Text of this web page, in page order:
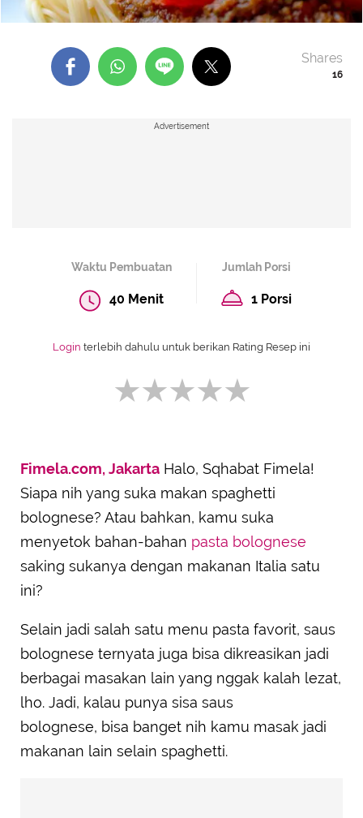
16
Shares
Advertisement
Waktu Pembuatan
40 Menit
Jumlah Porsi
1 Porsi
Login terlebih dahulu untuk berikan Rating Resep ini
SUBMIT REVIEW
Fimela.com, Jakarta Halo, Sqhabat Fimela!
Siapa nih yang suka makan spaghetti
bolognese? Atau bahkan, kamu suka
menyetok bahan-bahan pasta bolognese
saking sukanya dengan makanan Italia satu
ini?
Selain jadi salah satu menu pasta favorit, saus
bolognese ternyata juga bisa dikreasikan jadi
berbagai masakan lain yang nggak kalah lezat,
lho. Jadi, kalau punya sisa saus
bolognese, bisa banget nih kamu masak jadi
makanan lain selain spaghetti.